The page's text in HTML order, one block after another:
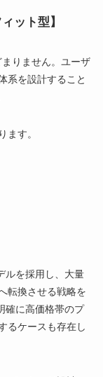
ット型】
りません。ユーザ
系を設計すること
ます。
ルを採用し、大量
転換させる戦略を
確に高価格帯のプ
るケースも存在し